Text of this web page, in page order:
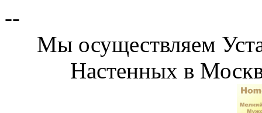
--
Мы осуществляем
Настенных в